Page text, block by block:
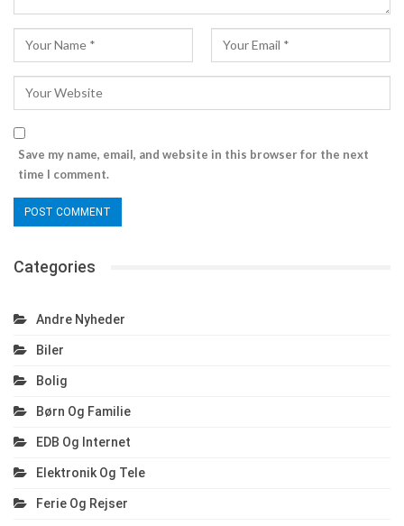
Save my name, email, and website in this browser for the next
time I comment.
Categories
Andre Nyheder
Biler
Bolig
Børn Og Familie
EDB Og Internet
Elektronik Og Tele
Ferie Og Rejser